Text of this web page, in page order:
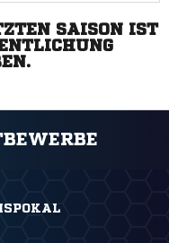
SAISON IST